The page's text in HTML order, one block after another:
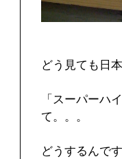
どう見ても日
「スーパーハ
て。。。
どうするんで